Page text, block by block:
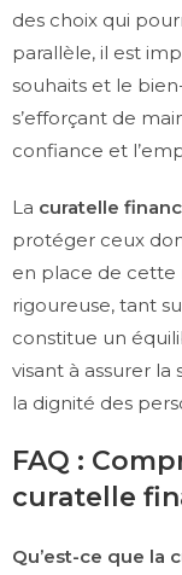
des choix qui
parallèle, il est
souhaits et le
s’efforçant de
confiance et
La curatelle
protéger ceux
en place de cette
rigoureuse, tant
constitue un
visant à assurer
la dignité des
FAQ :
curatelle
Qu’est-ce que la